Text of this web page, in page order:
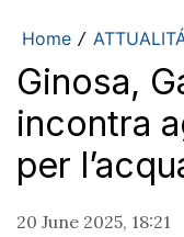
Home /
Ginosa,
incontra
per
20 June 2025, 18:21